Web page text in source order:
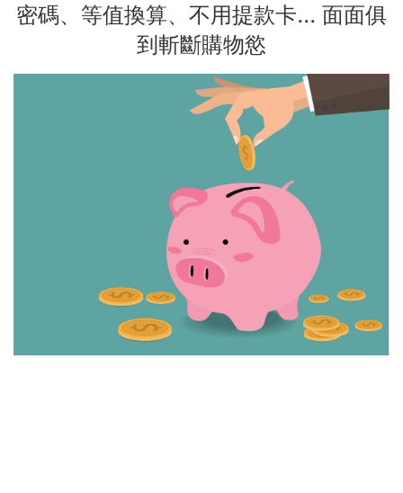
密碼、等值換算、不用提款卡... 面面俱
到斬斷購物慾